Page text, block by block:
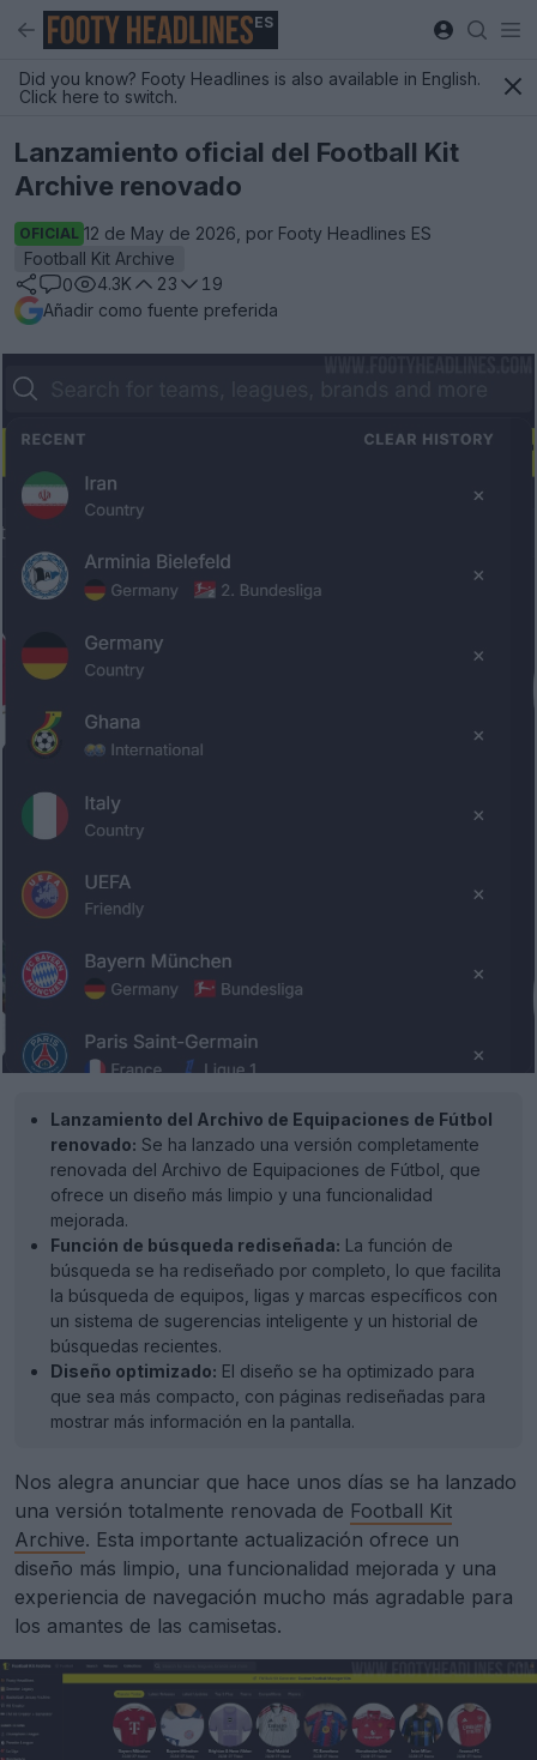
ES
Did you know? Footy Headlines is also available in English.
Click here to switch.
Lanzamiento oficial del Football Kit
Archive renovado
OFICIAL 12 de May de 2026, por Footy Headlines ES
Football Kit Archive
0
4.3K 23
19
Añadir como fuente preferida
Lanzamiento del Archivo de Equipaciones de Fútbol
renovado: Se ha lanzado una versión completamente
renovada del Archivo de Equipaciones de Fútbol, que
ofrece un diseño más limpio y una funcionalidad
mejorada.
Función de búsqueda rediseñada: La función de
búsqueda se ha rediseñado por completo, lo que facilita
la búsqueda de equipos, ligas y marcas específicos con
un sistema de sugerencias inteligente y un historial de
búsquedas recientes.
Diseño optimizado: El diseño se ha optimizado para
que sea más compacto, con páginas rediseñadas para
mostrar más información en la pantalla.
Nos alegra anunciar que hace unos días se ha lanzado
una versión totalmente renovada de Football Kit
Archive. Esta importante actualización ofrece un
diseño más limpio, una funcionalidad mejorada y una
experiencia de navegación mucho más agradable para
los amantes de las camisetas.